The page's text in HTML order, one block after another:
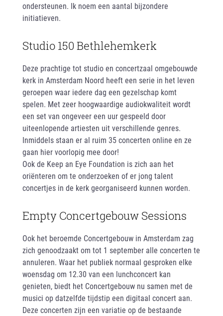
ondersteunen. Ik noem een aantal bijzondere
initiatieven.
Studio 150 Bethlehemkerk
Deze prachtige tot studio en concertzaal omgebouwde
kerk in Amsterdam Noord heeft een serie in het leven
geroepen waar iedere dag een gezelschap komt
spelen. Met zeer hoogwaardige audiokwaliteit wordt
een set van ongeveer een uur gespeeld door
uiteenlopende artiesten uit verschillende genres.
Inmiddels staan er al ruim 35 concerten online en ze
gaan hier voorlopig mee door!
Ook de Keep an Eye Foundation is zich aan het
oriënteren om te onderzoeken of er jong talent
concertjes in de kerk georganiseerd kunnen worden.
Empty Concertgebouw Sessions
Ook het beroemde Concertgebouw in Amsterdam zag
zich genoodzaakt om tot 1 september alle concerten te
annuleren. Waar het publiek normaal gesproken elke
woensdag om 12.30 van een lunchconcert kan
genieten, biedt het Concertgebouw nu samen met de
musici op datzelfde tijdstip een digitaal concert aan.
Deze concerten zijn een variatie op de bestaande